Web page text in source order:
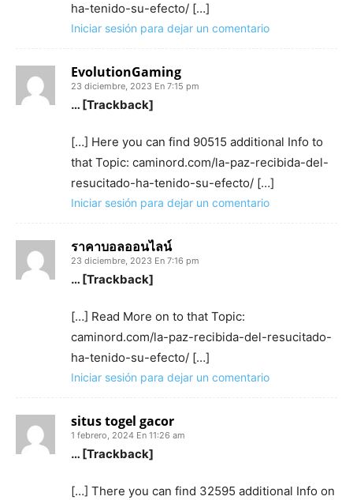
ha-tenido-su-efecto/ […]
Iniciar sesión para dejar un comentario
EvolutionGaming
23 diciembre, 2023 En 7:15 pm
… [Trackback]
[…] Here you can find 90515 additional Info to
that Topic: caminord.com/la-paz-recibida-del-
resucitado-ha-tenido-su-efecto/ […]
Iniciar sesión para dejar un comentario
ราคาบอลออนไลน์
23 diciembre, 2023 En 7:16 pm
… [Trackback]
[…] Read More on to that Topic:
caminord.com/la-paz-recibida-del-resucitado-
ha-tenido-su-efecto/ […]
Iniciar sesión para dejar un comentario
situs togel gacor
1 febrero, 2024 En 11:26 am
… [Trackback]
[…] There you can find 32595 additional Info on